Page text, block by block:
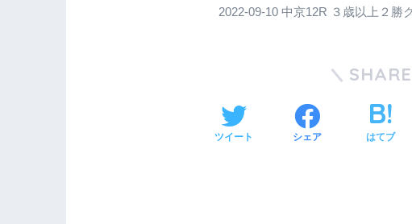
2022-09-10 中京12R ３歳以上２勝
SHARE
ツイート シェア はてブ